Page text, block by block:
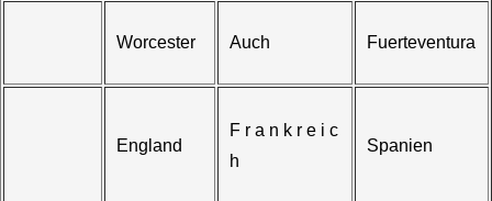
Worcester Auch Fuerteventura
England
F r a n k r e i c
h
Spanien